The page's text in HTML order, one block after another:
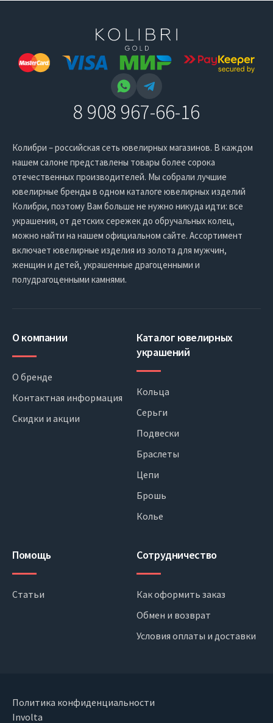
8 908 967-66-16
Колибри – российская сеть ювелирных магазинов. В каждом
нашем салоне представлены товары более сорока
отечественных производителей. Мы собрали лучшие
ювелирные бренды в одном каталоге ювелирных изделий
Колибри, поэтому Вам больше не нужно никуда идти: все
украшения, от детских сережек до обручальных колец,
можно найти на нашем официальном сайте. Ассортимент
включает ювелирные изделия из золота для мужчин,
женщин и детей, украшенные драгоценными и
полудрагоценными камнями.
О компании
О бренде
Контактная информация
Скидки и акции
Каталог ювелирных
украшений
Кольца
Серьги
Подвески
Браслеты
Цепи
Брошь
Колье
Помощь
Статьи
Сотрудничество
Как оформить заказ
Обмен и возврат
Условия оплаты и доставки
Политика конфиденциальности
Involta